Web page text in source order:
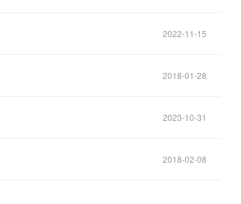
2022-11-15
2018-01-28
2023-10-31
2018-02-08